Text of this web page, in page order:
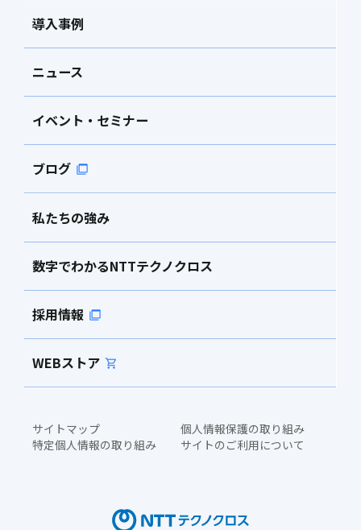
導入事例
ニュース
イベント・セミナー
ブログ
私たちの強み
数字でわかるNTTテクノクロス
採用情報
WEBストア
サイトマップ
個人情報保護の取り組み
特定個人情報の取り組み
サイトのご利用について